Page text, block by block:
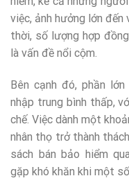
việc, ảnh hưởng lớn đến
thời, số lượng hợp
là vấn đề nổi cộm.
Bên cạnh đó, phần
nhập trung bình thấp,
chế. Việc dành một
nhân thọ trở thành
sách bán bảo hiểm
gặp khó khăn khi một